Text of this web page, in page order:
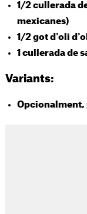
1/2 cullerada
mexicanes)
1/2 got d'oli
1 cullerada de
Variants:
Opcionalment,